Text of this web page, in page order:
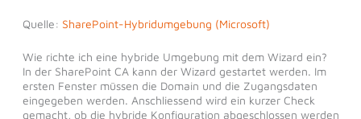
Quelle: SharePoint-Hybridumgebung (Microsoft)
Wie richte ich eine hybride Umgebung mit dem Wizard ein?
In der SharePoint CA kann der Wizard gestartet werden. Im
ersten Fenster müssen die Domain und die Zugangsdaten
eingegeben werden. Anschliessend wird ein kurzer Check
gemacht, ob die hybride Konfiguration abgeschlossen werden